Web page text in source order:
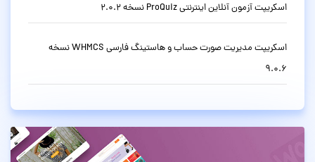
اسکریپت آزمون آنلاین اینترنتی ProQuiz نسخه 2.0.2
اسکریپت مدیریت صورت حساب و هاستینگ فارسی WHMCS نسخه
9.0.6